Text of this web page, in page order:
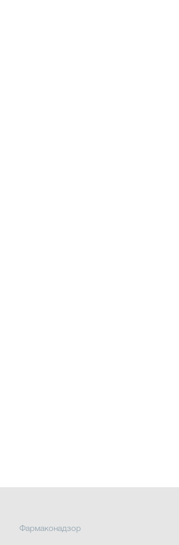
Фармаконадзор